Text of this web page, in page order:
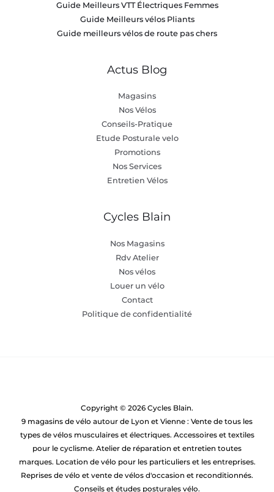
Guide Meilleurs VTT Électriques Femmes
Guide Meilleurs vélos Pliants
Guide meilleurs vélos de route pas chers
Actus Blog
Magasins
Nos Vélos
Conseils-Pratique
Etude Posturale velo
Promotions
Nos Services
Entretien Vélos
Cycles Blain
Nos Magasins
Rdv Atelier
Nos vélos
Louer un vélo
Contact
Politique de confidentialité
Copyright © 2026 Cycles Blain.
9 magasins de vélo autour de Lyon et Vienne : Vente de tous les
types de vélos musculaires et électriques. Accessoires et textiles
pour le cyclisme. Atelier de réparation et entretien toutes
marques. Location de vélo pour les particuliers et les entreprises.
Reprises de vélo et vente de vélos d'occasion et reconditionnés.
Conseils et études posturales vélo.